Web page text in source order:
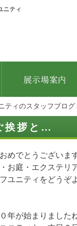
ニティ
ティのスタッフブログ
挨拶と…
めでとうございま
お庭・エクステリ
ユニティをどうぞ
年が始まりましたね